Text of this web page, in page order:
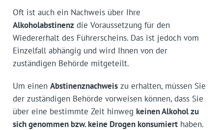
Oft ist auch ein Nachweis über Ihre
Alkoholabstinenzdie Voraussetzung für den
Wiedererhalt des Führerscheins. Das ist jedoch vom
Einzelfall abhängig und wird Ihnen von der
zuständigen Behörde mitgeteilt.
Um einen Abstinenznachweiszu erhalten, müssen Sie
der zuständigen Behörde vorweisen können, dass Sie
über eine bestimmte Zeit hinweg keinen Alkohol zu
sich genommen bzw. keine Drogen konsumierthaben.